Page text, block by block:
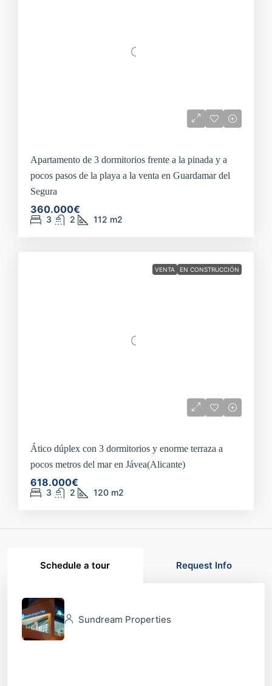
Apartamento de 3 dormitorios frente a la pinada y a
pocos pasos de la playa a la venta en Guardamar del
Segura
360.000€
3 2 112 m2
VENTA EN CONSTRUCCIÓN
Ático dúplex con 3 dormitorios y enorme terraza a
pocos metros del mar en Jávea(Alicante)
618.000€
3 2 120 m2
Schedule a tour Request Info
Sundream Properties